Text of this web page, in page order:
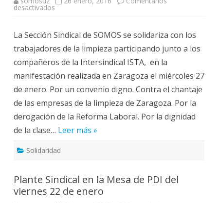
desactivadosen
trabajadores
de
la
limpieza
de
la
UZ
La Sección Sindical de SOMOS se solidariza con los
trabajadores de la limpieza participando junto a los
compañeros de la Intersindical ISTA, en la
manifestación realizada en Zaragoza el miércoles 27
de enero. Por un convenio digno. Contra el chantaje
de las empresas de la limpieza de Zaragoza. Por la
derogación de la Reforma Laboral. Por la dignidad
de la clase… Leer más »
Solidaridad
Plante Sindical en la Mesa de PDI del
viernes 22 de enero